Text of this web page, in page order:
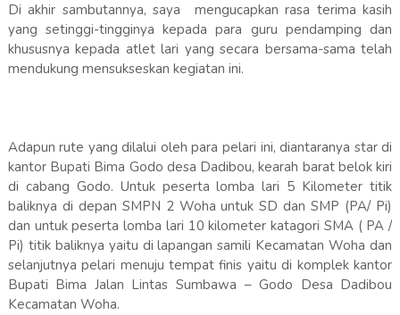
Di akhir sambutannya, saya mengucapkan rasa terima kasih
yang setinggi-tingginya kepada para guru pendamping dan
khususnya kepada atlet lari yang secara bersama-sama telah
mendukung mensukseskan kegiatan ini.
Adapun rute yang dilalui oleh para pelari ini, diantaranya star di
kantor Bupati Bima Godo desa Dadibou, kearah barat belok kiri
di cabang Godo. Untuk peserta lomba lari 5 Kilometer titik
baliknya di depan SMPN 2 Woha untuk SD dan SMP (PA/ Pi)
dan untuk peserta lomba lari 10 kilometer katagori SMA ( PA /
Pi) titik baliknya yaitu di lapangan samili Kecamatan Woha dan
selanjutnya pelari menuju tempat finis yaitu di komplek kantor
Bupati Bima Jalan Lintas Sumbawa – Godo Desa Dadibou
Kecamatan Woha.